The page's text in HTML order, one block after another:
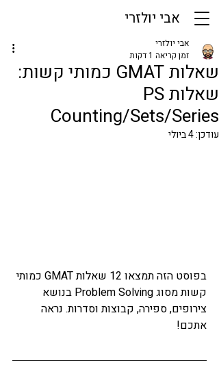
אבי יולזרי
שאלות GMAT כמותי קשות:
שאלות PS
Counting/Sets/Series
אבי יולזרי
זמן קריאה 1 דקות
עודכן:4 ביולי
בפוסט הזה תמצאו 12 שאלות GMAT כמותי
קשות מסוג Problem Solving בנושא
צירופים, ספירה, קבוצות וסדרות. נראה
אתכם!